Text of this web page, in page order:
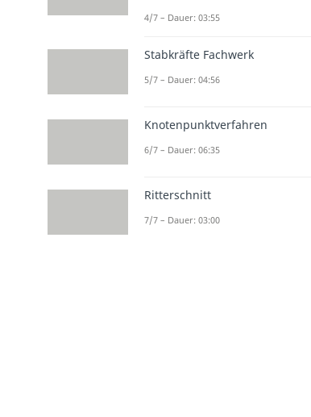
4/7 – Dauer: 03:55
Stabkräfte Fachwerk
5/7 – Dauer: 04:56
Knotenpunktverfahren
6/7 – Dauer: 06:35
Ritterschnitt
7/7 – Dauer: 03:00